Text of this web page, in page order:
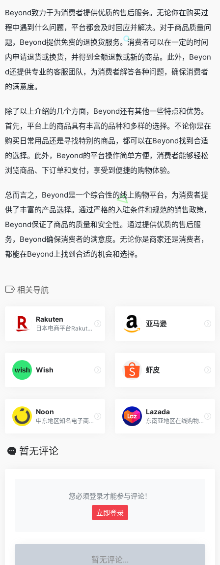
Beyond致力于为消费者提供优质的售后服务。无论你在购买过
程中遇到什么问题，平台都会及时回应并解决。对于商品质量问
题，Beyond提供免费的退换货服务。消费者可以在一定的时间
内申请退货或换货，并得到全额退款或新的商品。此外，Beyon
d还提供专业的客服团队，为消费者解答各种问题，确保消费者
的满意度。
除了以上介绍的几个方面，Beyond还有其他一些特点和优势。
首先，平台上的商品具有丰富的品种和多样的选择。不论你是在
购买日常用品还是寻找特别的商品，都可以在Beyond找到合适
的选择。此外，Beyond的平台操作简单方便，消费者能够轻松
浏览商品、下订单和支付，享受到便捷的购物体验。
总而言之，Beyond是一个综合性的线上购物平台，为消费者提
供了丰富的产品选择。通过严格的入驻条件和规范的销售政策，
Beyond保证了商品的质量和安全性。通过提供优质的售后服
务，Beyond确保消费者的满意度。无论你是商家还是消费者，
都能在Beyond上找到合适的机会和选择。
相关导航
Rakuten
日本电商平台Rakuten（乐天）
亚马逊
Wish 虾皮
Noon
中东地区知名电子商务平台
Lazada
东南亚地区在线购物网站之一
暂无评论
您必须登录才能参与评论！
立即登录
暂无评论...